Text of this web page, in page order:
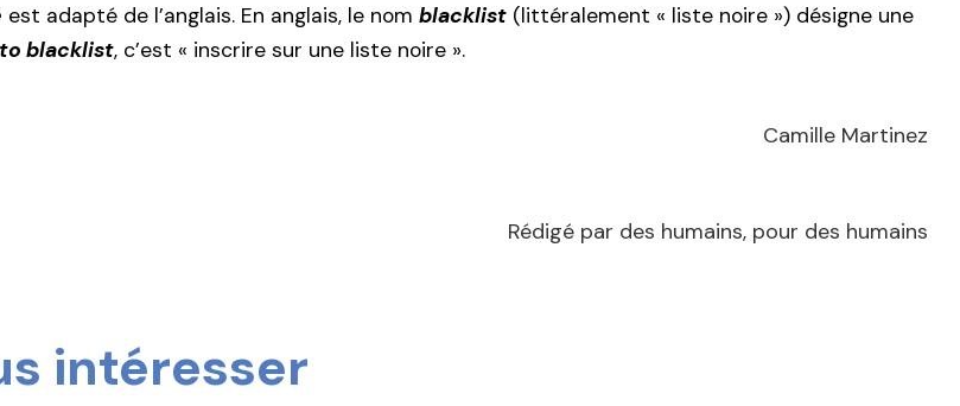
est adapté de l’anglais. En anglais, le nom blacklist (littéralement « liste noire ») désigne une
to blacklist, c’est « inscrire sur une liste noire ».
Camille Martinez
Rédigé par des humains, pour des humains
intéresser